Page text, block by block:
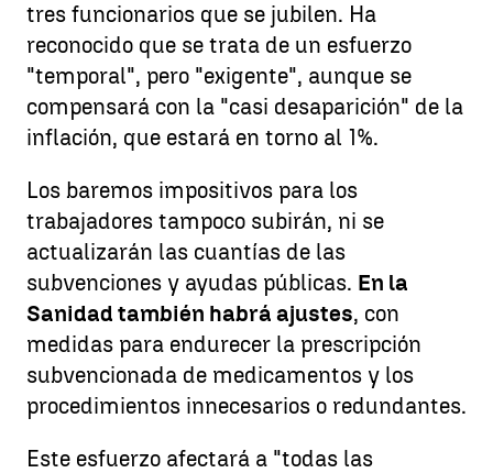
tres funcionarios que se jubilen. Ha
reconocido que se trata de un esfuerzo
"temporal", pero "exigente", aunque se
compensará con la "casi desaparición" de la
inflación, que estará en torno al 1%.
Los baremos impositivos para los
trabajadores tampoco subirán, ni se
actualizarán las cuantías de las
subvenciones y ayudas públicas. En la
Sanidad también habrá ajustes, con
medidas para endurecer la prescripción
subvencionada de medicamentos y los
procedimientos innecesarios o redundantes.
Este esfuerzo afectará a "todas las